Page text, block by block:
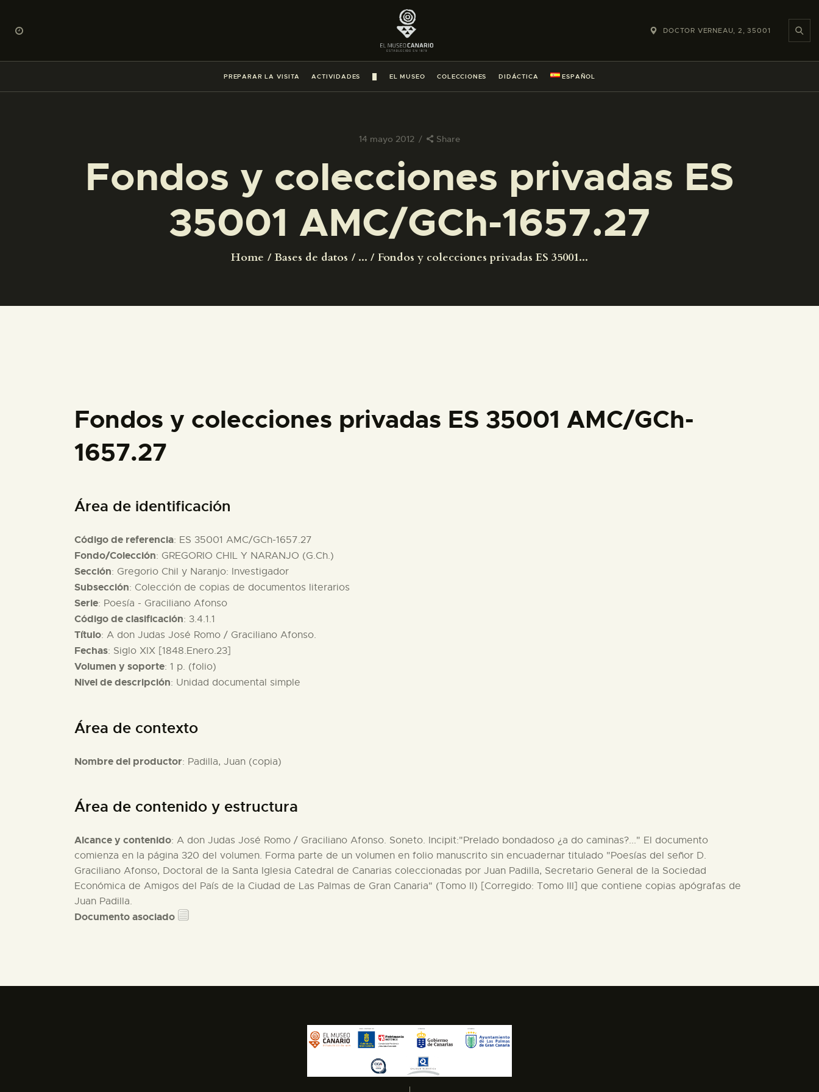
DOCTOR VERNEAU, 2, 35001
PREPARAR LA VISITA ACTIVIDADES EL MUSEO COLECCIONES DIDÁCTICA ESPAÑOL
14 mayo 2012 Share
Fondos y colecciones privadas ES
35001 AMC/GCh-1657.27
Home Bases de datos ... Fondos y colecciones privadas ES 35001...
PREPARAR LA VISITA
ACTIVIDADES
█
COLECCIONES
DIDÁCTICA
ESPAÑOL
Fondos y colecciones privadas ES 35001 AMC/GCh-
1657.27
Área de identificación
Código de referencia: ES 35001 AMC/GCh-1657.27
Fondo/Colección: GREGORIO CHIL Y NARANJO (G.Ch.)
Sección: Gregorio Chil y Naranjo: Investigador
Subsección: Colección de copias de documentos literarios
Serie: Poesía - Graciliano Afonso
Código de clasificación: 3.4.1.1
Título: A don Judas José Romo / Graciliano Afonso.
Fechas: Siglo XIX [1848.Enero.23]
Volumen y soporte: 1 p. (folio)
Nivel de descripción: Unidad documental simple
Área de contexto
Nombre del productor: Padilla, Juan (copia)
Área de contenido y estructura
Alcance y contenido: A don Judas José Romo / Graciliano Afonso. Soneto. Incipit:"Prelado bondadoso ¿a do caminas?..." El documento
comienza en la página 320 del volumen. Forma parte de un volumen en folio manuscrito sin encuadernar titulado "Poesías del señor D.
Graciliano Afonso, Doctoral de la Santa Iglesia Catedral de Canarias coleccionadas por Juan Padilla, Secretario General de la Sociedad
Económica de Amigos del País de la Ciudad de Las Palmas de Gran Canaria" (Tomo II) [Corregido: Tomo III] que contiene copias apógrafas de
Juan Padilla.
Documento asociado